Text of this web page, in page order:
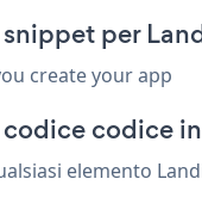
per
create your app
codice
elemento